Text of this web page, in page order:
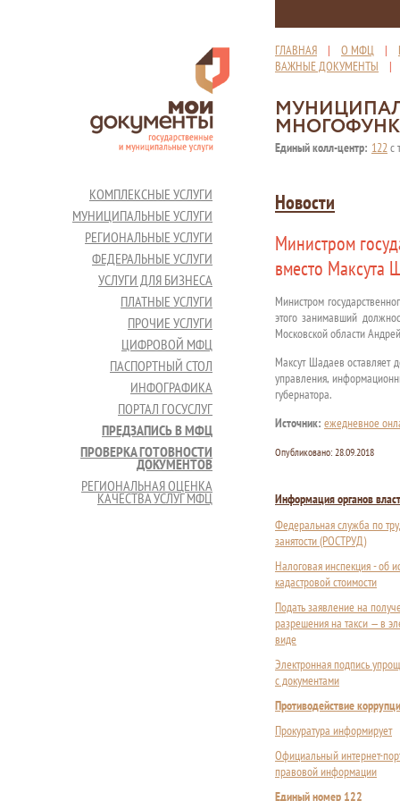
ГЛАВНАЯ | О МФЦ |
ВАЖНЫЕ ДОКУМЕНТЫ
Единый колл-центр: 122с
КОМПЛЕКСНЫЕ УСЛУГИ
МУНИЦИПАЛЬНЫЕ УСЛУГИ
РЕГИОНАЛЬНЫЕ УСЛУГИ
ФЕДЕРАЛЬНЫЕ УСЛУГИ
УСЛУГИ ДЛЯ БИЗНЕСА
ПЛАТНЫЕ УСЛУГИ
ПРОЧИЕ УСЛУГИ
ЦИФРОВОЙ МФЦ
ПАСПОРТНЫЙ СТОЛ
ИНФОГРАФИКА
ПОРТАЛ ГОСУСЛУГ
ПРЕДЗАПИСЬ В МФЦ
ПРОВЕРКА ГОТОВНОСТИ
ДОКУМЕНТОВ
РЕГИОНАЛЬНАЯ ОЦЕНКА
КАЧЕСТВА УСЛУГ МФЦ
Новости
Министром
вместо Максута
Министром
этого занимавший
Московской области
Максут Шадаев оставляет
управления,
губернатора.
Источник: ежедневное
Опубликовано: 28.09.2018
Информация органов
Федеральная служба по
занятости (РОСТРУД)
Налоговая инспекция - об
кадастровой стоимости
Подать заявление на
разрешения на такси — в
виде
Электронная подпись
с документами
Противодействие
Прокуратура информирует
Официальный интернет-
правовой информации
Единый номер 122